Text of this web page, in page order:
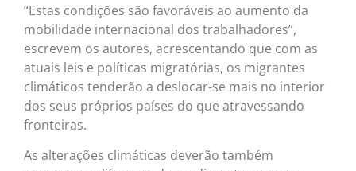
“Estas condições são favoráveis ao aumento da
mobilidade internacional dos trabalhadores”,
escrevem os autores, acrescentando que com as
atuais leis e políticas migratórias, os migrantes
climáticos tenderão a deslocar-se mais no interior
dos seus próprios países do que atravessando
fronteiras.
As alterações climáticas deverão também